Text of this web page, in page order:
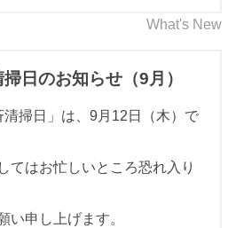
What's New
日のお知らせ（9月）
掃日」は、9月12日（木）で
てはお忙しいところ恐れ入り
い申し上げます。